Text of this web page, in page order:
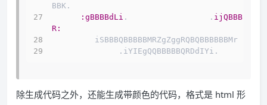
BBK.
:gBBBBdLi .                 . ijQBBB
R:
              .iYIEgQQBBBBBQRDdIYi.
除生成代码之外，还能生成带颜色的代码，格式是 html 形